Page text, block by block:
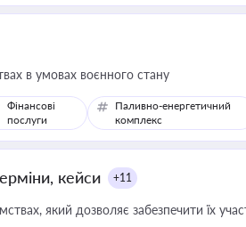
в умовах воєнного стану
Фінансові
послуги
Паливно-енергетичний
комплекс
кейси +11
який дозволяє забезпечити їх